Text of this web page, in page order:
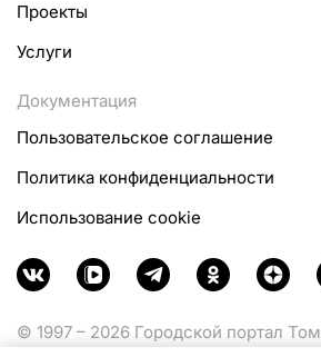
Проекты
Услуги
Документация
Пользовательское соглашение
Политика конфиденциальности
Использование cookie
© 1997 – 2026 Городской портал